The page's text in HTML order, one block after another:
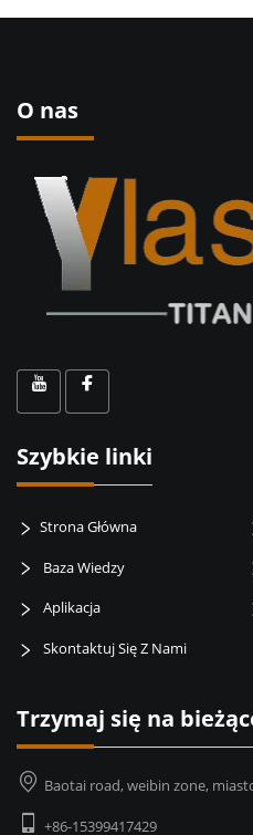
O nas
Szybkie linki
Strona Główna
Baza Wiedzy
Aplikacja
Skontaktuj Się Z Nami
Trzymaj się na
Baotai road, weibin zone,
+86-15399417429